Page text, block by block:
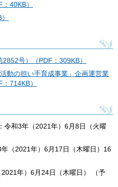
40KB）
号）（PDF：309KB）
動の担い手育成事業」企画運営業
714KB）
令和3年（2021年）6月8日（火曜
（2021年）6月17日（木曜日）16
年）6月24日（木曜日） （予